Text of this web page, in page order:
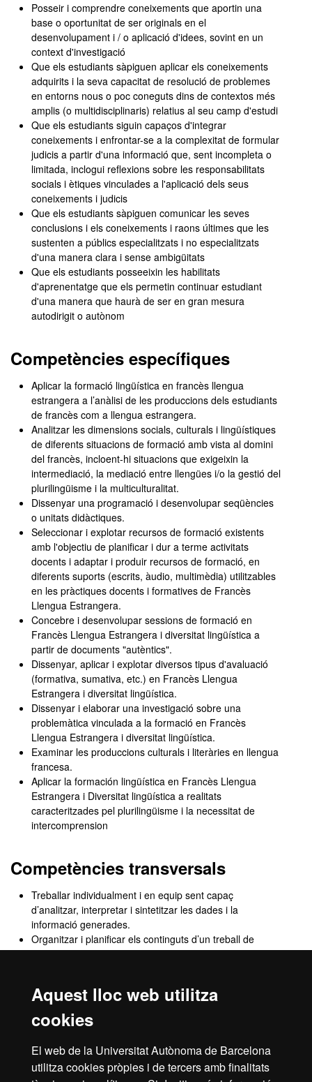
Aquest lloc web utilitza
cookies
El web de la Universitat Autònoma de Barcelona
utilitza cookies pròpies i de tercers amb finalitats
Posseir i comprendre coneixements que aportin una
base o oportunitat de ser originals en el
desenvolupament i / o aplicació d'idees, sovint en un
context d'investigació
Que els estudiants sàpiguen aplicar els coneixements
adquirits i la seva capacitat de resolució de problemes
en entorns nous o poc coneguts dins de contextos més
amplis (o multidisciplinaris) relatius al seu camp d'estudi
Que els estudiants siguin capaços d'integrar
coneixements i enfrontar-se a la complexitat de formular
judicis a partir d'una informació que, sent incompleta o
limitada, inclogui reflexions sobre les responsabilitats
socials i ètiques vinculades a l'aplicació dels seus
coneixements i judicis
Que els estudiants sàpiguen comunicar les seves
conclusions i els coneixements i raons últimes que les
sustenten a públics especialitzats i no especialitzats
d'una manera clara i sense ambigüitats
Que els estudiants posseeixin les habilitats
d'aprenentatge que els permetin continuar estudiant
d'una manera que haurà de ser en gran mesura
autodirigit o autònom
Competències específiques
Aplicar la formació lingüística en francès llengua
estrangera a l’anàlisi de les produccions dels estudiants
de francès com a llengua estrangera.
Analitzar les dimensions socials, culturals i lingüístiques
de diferents situacions de formació amb vista al domini
del francès, incloent-hi situacions que exigeixin la
intermediació, la mediació entre llengües i/o la gestió del
plurilingüisme i la multiculturalitat.
Dissenyar una programació i desenvolupar seqüències
o unitats didàctiques.
Seleccionar i explotar recursos de formació existents
amb l'objectiu de planificar i dur a terme activitats
docents i adaptar i produir recursos de formació, en
diferents suports (escrits, àudio, multimèdia) utilitzables
en les pràctiques docents i formatives de Francès
Llengua Estrangera.
Concebre i desenvolupar sessions de formació en
Francès Llengua Estrangera i diversitat lingüística a
partir de documents "autèntics".
Dissenyar, aplicar i explotar diversos tipus d'avaluació
(formativa, sumativa, etc.) en Francès Llengua
Estrangera i diversitat lingüística.
Dissenyar i elaborar una investigació sobre una
problemàtica vinculada a la formació en Francès
Llengua Estrangera i diversitat lingüística.
Examinar les produccions culturals i literàries en llengua
francesa.
Aplicar la formación lingüística en Francès Llengua
Estrangera i Diversitat lingüística a realitats
caracteritzades pel plurilingüisme i la necessitat de
intercomprension
Competències transversals
Treballar individualment i en equip sent capaç
d’analitzar, interpretar i sintetitzar les dades i la
informació generades.
Organitzar i planificar els continguts d’un treball de
recerca (article, monografia) i/o d’una exposició oral
determinada partint de fonts històriques i culturals.
Valorar la qualitat, l’autoexigència, el rigor, la
responsabilitat i el compromís social, tant en la formació
Desenvolupar la capacitat d'avaluar desigualtats per raò
de sexe i gènere, per dissenyar solucions.